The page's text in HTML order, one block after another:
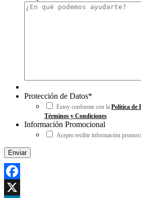
Protección de Datos*
Estoy conforme con la Política de
Términos y Condiciones
Información Promocional
Acepto recibir información
Facebook